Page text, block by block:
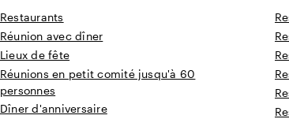
Restaurants
Réunion avec dîner
Lieux de fête
Réunions en petit comité jusqu'à 60
personnes
Dîner d'anniversaire